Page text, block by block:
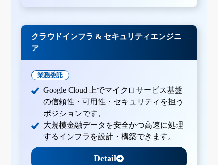
クラウドインフラ & セキュリティエンジニ
ア
業務委託
Google Cloud 上でマイクロサービス基盤
の信頼性・可用性・セキュリティを担う
ポジションです。
大規模金融データを安全かつ高速に処理
するインフラを設計・構築できます。
Detail